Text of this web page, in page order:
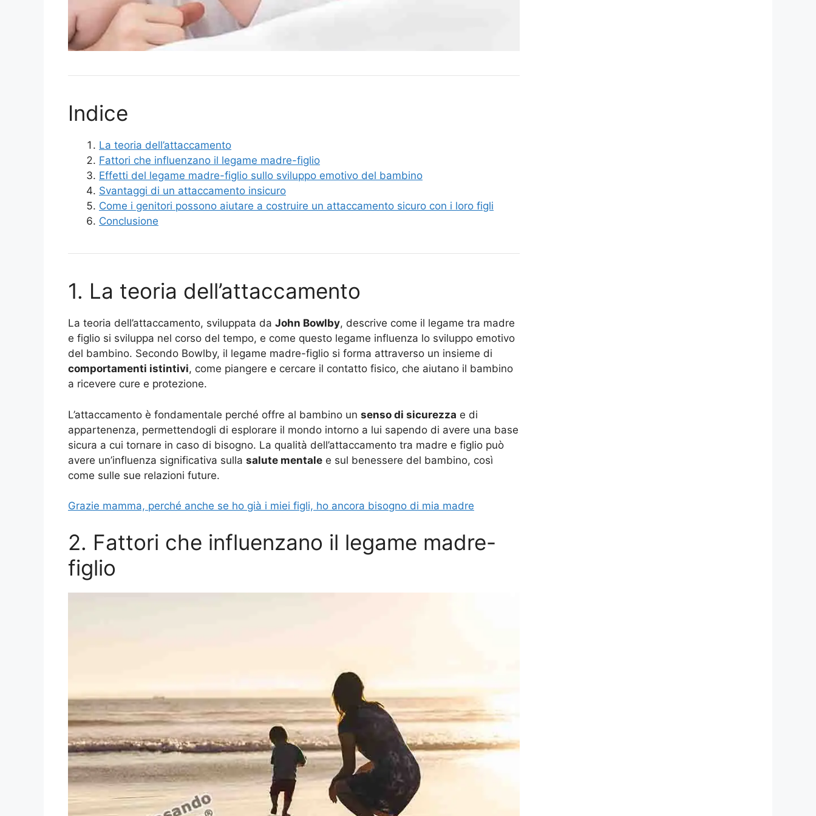
Indice
La teoria dell’attaccamento
Fattori che influenzano il legame madre-figlio
Effetti del legame madre-figlio sullo sviluppo emotivo del bambino
Svantaggi di un attaccamento insicuro
Come i genitori possono aiutare a costruire un attaccamento sicuro con i loro figli
Conclusione
1. La teoria dell’attaccamento
La teoria dell’attaccamento, sviluppata da John Bowlby, descrive come il legame tra madre
e figlio si sviluppa nel corso del tempo, e come questo legame influenza lo sviluppo emotivo
del bambino. Secondo Bowlby, il legame madre-figlio si forma attraverso un insieme di
comportamenti istintivi, come piangere e cercare il contatto fisico, che aiutano il bambino
a ricevere cure e protezione.
L’attaccamento è fondamentale perché offre al bambino un senso di sicurezza e di
appartenenza, permettendogli di esplorare il mondo intorno a lui sapendo di avere una base
sicura a cui tornare in caso di bisogno. La qualità dell’attaccamento tra madre e figlio può
avere un’influenza significativa sulla salute mentale e sul benessere del bambino, così
come sulle sue relazioni future.
Grazie mamma, perché anche se ho già i miei figli, ho ancora bisogno di mia madre
2. Fattori che influenzano il legame madre-
figlio